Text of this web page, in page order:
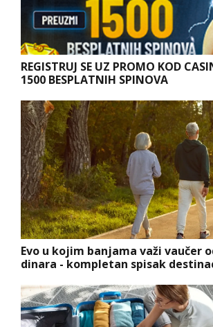
REGISTRUJ SE UZ PROMO KOD
1500 BESPLATNIH SPINOVA
Evo u kojim banjama važi vaučer
dinara - kompletan spisak